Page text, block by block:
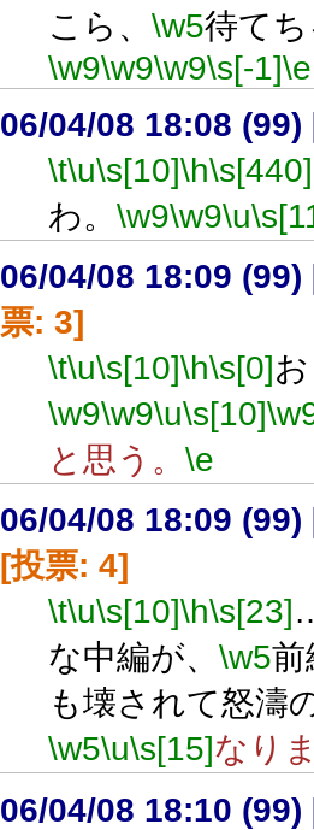
こら、 \w5待て
\w9\w9\w9\s[-1]\e
06/04/08 18:08 (99)
\t\u\s[10]\h\s[440]
わ。 \w9\w9\u
06/04/08 18:09 (99)
票: 3]
\t\u\s[10]\h\s[0]
\w9\w9\u\s[10]
と思う。 \e
06/04/08 18:09 (99)
[投票: 4]
\t\u\s[10]\h\s[23]
な中編が、 \w5前
も壊されて怒濤
\w5\u\s[15]なり
06/04/08 18:10 (99)